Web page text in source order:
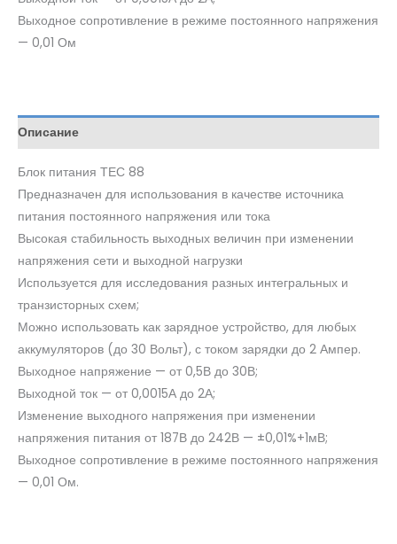
Выходное сопротивление в режиме постоянного напряжения
— 0,01 Ом
Описание
Блок питания ТЕС 88
Предназначен для использования в качестве источника
питания постоянного напряжения или тока
Высокая стабильность выходных величин при изменении
напряжения сети и выходной нагрузки
Используется для исследования разных интегральных и
транзисторных схем;
Можно использовать как зарядное устройство, для любых
аккумуляторов (до 30 Вольт), с током зарядки до 2 Ампер.
Выходное напряжение — от 0,5В до 30В;
Выходной ток — от 0,0015А до 2А;
Изменение выходного напряжения при изменении
напряжения питания от 187В до 242В — ±0,01%+1мВ;
Выходное сопротивление в режиме постоянного напряжения
— 0,01 Ом.